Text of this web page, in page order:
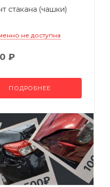
стакана (чашки)
не доступна
₽
ПОДРОБНЕЕ